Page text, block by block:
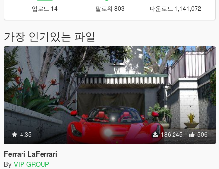
업로드 14 팔로워 803 다운로드 1,141,072
가장 인기있는 파일
4.35 186,245 506
Ferrari LaFerrari
By VIP GROUP